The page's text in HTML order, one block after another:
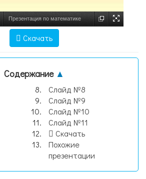
Презентация по математике
математиками" -, слайд №1
Скачать
Содержание ▲
Слайд №8
Слайд №9
Слайд №10
Слайд №11
Скачать
Похожие
презентации